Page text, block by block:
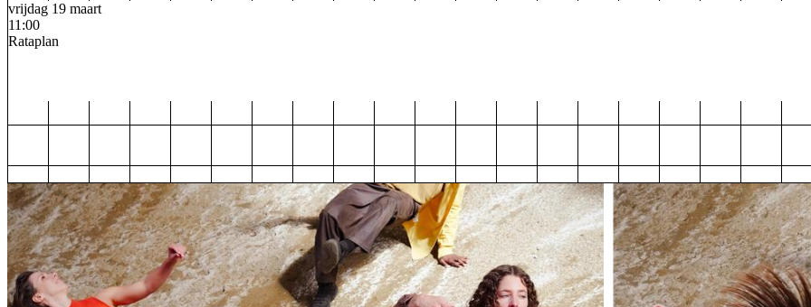
vrijdag 19 maart
11:00
Rataplan